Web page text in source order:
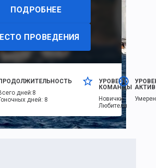
ПОДРОБНЕЕ
ПРОВЕДЕНИЯ
дней:8
дней: 8
УРОВЕНЬ
КОМАНДЫ
Новички,
Любители